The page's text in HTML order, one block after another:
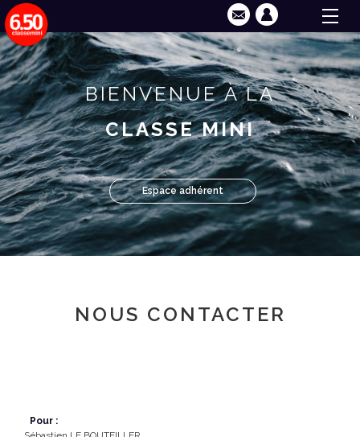
BIENVENUE À LA
CLASSE MINI
Espace adhérent
NOUS CONTACTER
Pour :